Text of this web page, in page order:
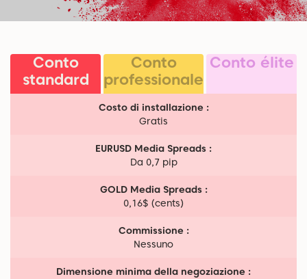
Conto
standard
Conto
professionale
Conto élite
Costo di installazione :
Gratis
EURUSD Media Spreads :
Da 0,7 pip
GOLD Media Spreads :
0,16$ (cents)
Commissione :
Nessuno
Dimensione minima della negoziazione :